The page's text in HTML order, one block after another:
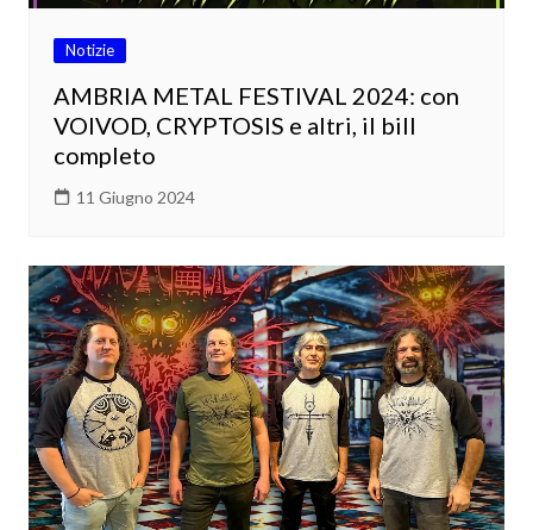
Notizie
AMBRIA METAL FESTIVAL 2024: con
VOIVOD, CRYPTOSIS e altri, il bill
completo
11 Giugno 2024